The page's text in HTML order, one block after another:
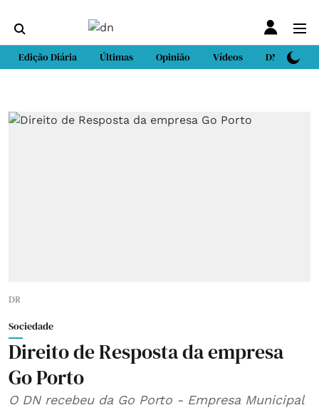
Edição Diária Últimas Opinião Vídeos DN Sport
DR
Sociedade
Direito de Resposta da empresa
Go Porto
O DN recebeu da Go Porto - Empresa Municipal